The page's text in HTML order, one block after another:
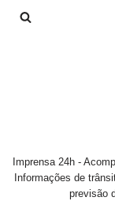
Imprensa 24h -
Informações de
previsão